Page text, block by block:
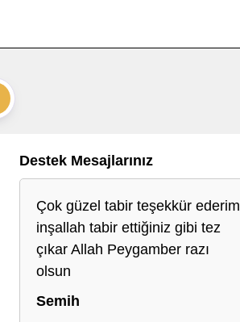
Destek Mesajlarınız
Çok güzel tabir teşekkür ederim
inşallah tabir ettiğiniz gibi tez
çıkar Allah Peygamber razı
olsun
Semih